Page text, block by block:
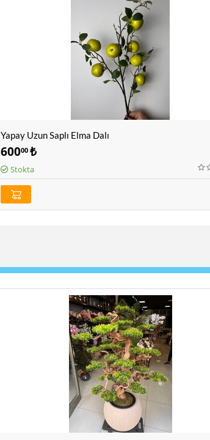
Yapay Uzun Saplı Elma Dalı
60000 ₺
Stokta